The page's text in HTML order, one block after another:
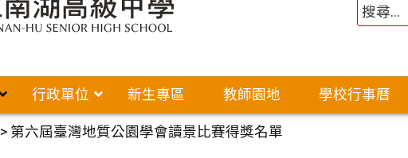
行政單位 新生專區 教師園地 學校行事曆
> 第六屆臺灣地質公園學會讀景比賽得獎名單